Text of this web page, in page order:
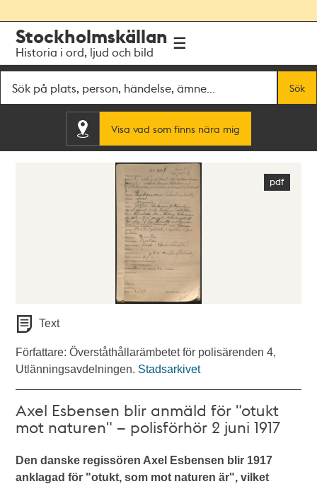
navigationen
huvudinnehållet
Stockholmskällan
Historia i ord, ljud och bild
Sök
Visa vad som finns nära mig
Text
Författare: Överståthållarämbetet för polisärenden 4,
Utlänningsavdelningen. Stadsarkivet
Axel Esbensen blir anmäld för "otukt
mot naturen" – polisförhör 2 juni 1917
Den danske regissören Axel Esbensen blir 1917
anklagad för "otukt, som mot naturen är", vilket